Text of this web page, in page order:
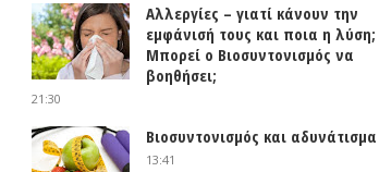
Αλλεργίες – γιατί κάνουν την
εμφάνισή τους και ποια η λύση;
Μπορεί ο Βιοσυντονισμός να
βοηθήσει;
21:30
Βιοσυντονισμός και αδυνάτισμα
13:41